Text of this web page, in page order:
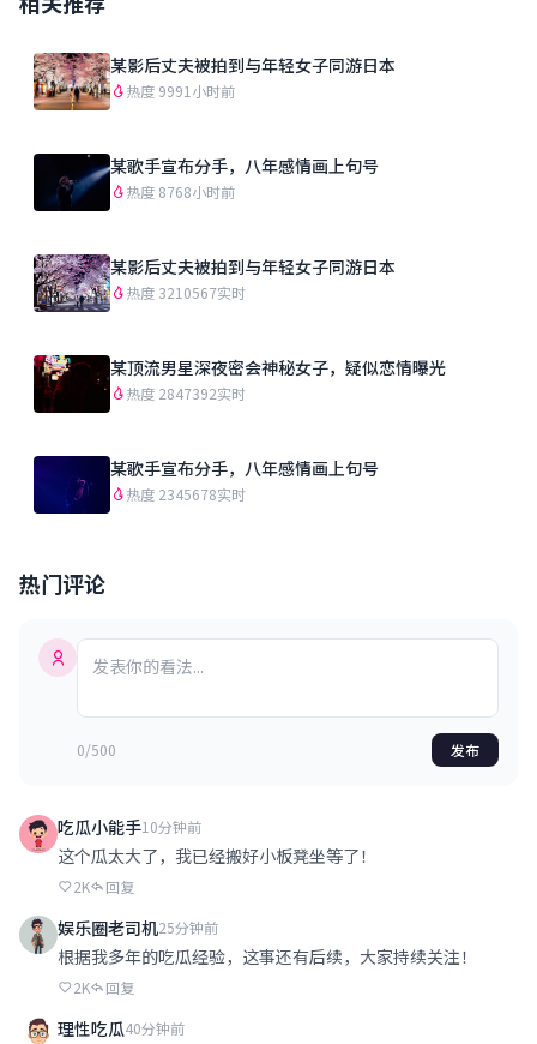
某影后丈夫被拍到与年轻女子同游日本
热度 9991小时前
某歌手宣布分手，八年感情画上句号
热度 8768小时前
某影后丈夫被拍到与年轻女子同游日本
热度 3210567实时
某顶流男星深夜密会神秘女子，疑似恋情曝光
热度 2847392实时
某歌手宣布分手，八年感情画上句号
热度 2345678实时
热门评论
0/500 发布
吃瓜小能手10分钟前
这个瓜太大了，我已经搬好小板凳坐等了！
2K 回复
娱乐圈老司机25分钟前
根据我多年的吃瓜经验，这事还有后续，大家持续关注！
2K 回复
理性吃瓜40分钟前